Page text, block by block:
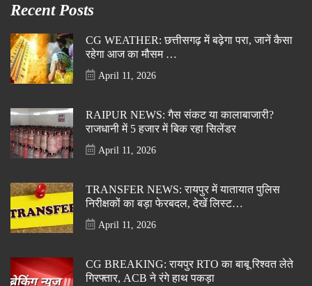
Recent Posts
CG WEATHER: छत्तीसगढ़ में बढ़ेगा परा, जानें कैसा
रहेगा आज का मौसम …
April 11, 2026
RAIPUR NEWS: गैस संकट या कालाबाजारी?
राजधानी में 5 हजार में बिक रहा सिलेंडर
April 11, 2026
TRANSFER NEWS: रायपुर में यातायात पुलिस
निरीक्षकों का बड़ा फेरबदल, देखें लिस्ट…
April 11, 2026
CG BREAKING: रायपुर RTO का बाबू रिश्वत लेते
गिरफ्तार, ACB ने रंगे हाथ पकड़ा